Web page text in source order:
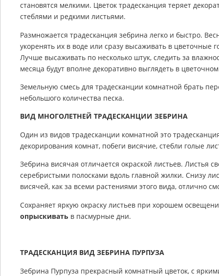
становятся мелкими. Цветок традесканция теряет
стеблями и редкими листьями.
Размножается традесканция зебрина легко и быстро.
укоренять их в воде или сразу высаживать в
Лучше высаживать по несколько штук, следить за
месяца будут вполне декоративно выглядеть в
Земельную смесь для традесканции комнатной брать
небольшого количества песка.
ВИД МНОГОЛЕТНЕЙ ТРАДЕСКАНЦИИ ЗЕБРИНА
Один из видов традесканции комнатной это
декорирования комнат, побеги висячие, стебли голые
Зебрина висячая отличается окраской листьев. Листья
серебристыми полосками вдоль главной жилки. Снизу
висячей, как за всеми растениями этого вида, отлично
Сохраняет яркую окраску листьев при хорошем
опрыскивать в пасмурные дни.
ТРАДЕСКАНЦИЯ ВИД ЗЕБРИНА ПУРПУЗА
Зебрина Пурпуза прекрасный комнатный цветок, с